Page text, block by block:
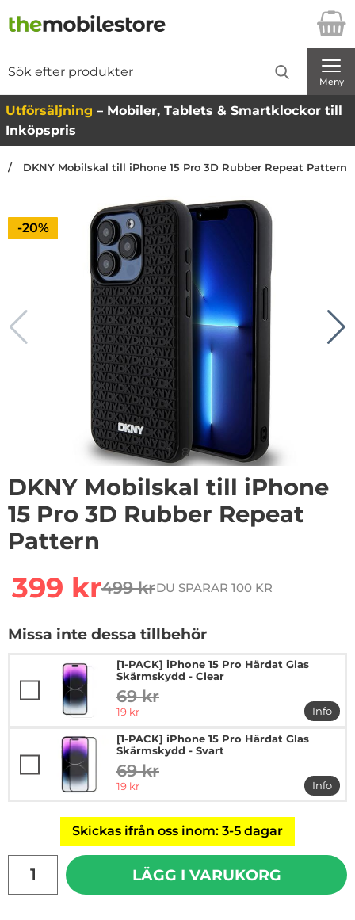
Startsidan för Danira Telecom AB
Meny
Utförsäljning – Mobiler, Tablets & Smartklockor till
Inköpspris
DKNY Mobilskal till iPhone 15 Pro 3D Rubber Repeat Pattern
Priset är nedsatt med
-20%
1/ 8
DKNY Mobilskal till iPhone
15 Pro 3D Rubber Repeat
Pattern
rea pris
399 krtidigare pris
499 krDU SPARAR 100 KR
Missa inte dessa tillbehör
[1-PACK] iPhone 15 Pro Härdat Glas
Skärmskydd - Clear
tidigare pris
69 kr
rea pris
19 kr
Info
mer
[1-PACK] iPhone 15 Pro Härdat Glas
Skärmskydd - Svart
tidigare pris
69 kr
rea pris
19 kr
Info
mer
Skickas ifrån oss inom: 3-5 dagar
LÄGG I VARUKORG